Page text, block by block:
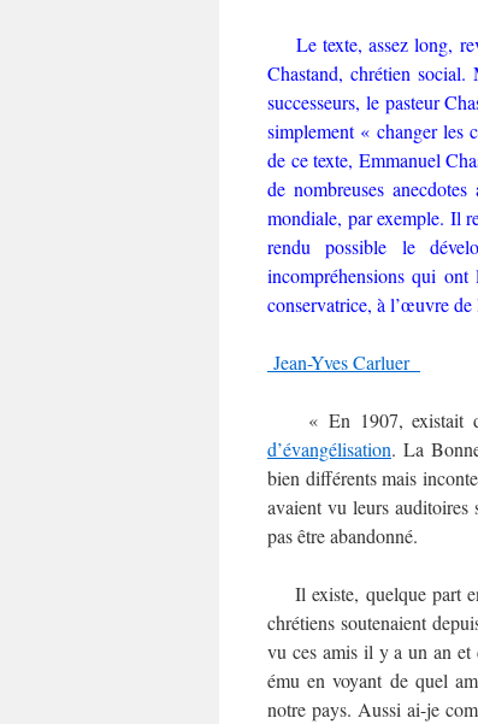
Le texte, assez long,
Chastand, chrétien
successeurs, le pasteur
simplement « changer les
de ce texte, Emmanuel
de nombreuses
mondiale, par exemple. Il
rendu possible le
incompréhensions qui ont
conservatrice, à l’œuvre de
Jean-Yves Carluer
« En 1907, existait
d’évangélisation. La
bien différents mais
avaient vu leurs auditoires
pas être abandonné.
Il existe, quelque part
chrétiens soutenaient
vu ces amis il y a un an et
ému en voyant de quel
notre pays. Aussi ai-je